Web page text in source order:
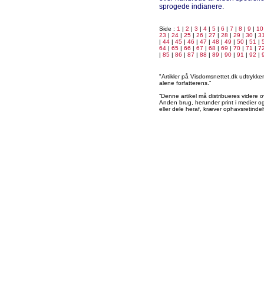
sprogede indianere.
Side : 1 | 2 | 3 | 4 | 5 | 6 | 7 | 8 | 9 | 10
23 | 24 | 25 | 26 | 27 | 28 | 29 | 30 |
| 44 | 45 | 46 | 47 | 48 | 49 | 50 | 51 |
64 | 65 | 66 | 67 | 68 | 69 | 70 | 71 |
| 85 | 86 | 87 | 88 | 89 | 90 | 91 | 92 |
"Artikler på Visdomsnettet.dk
alene forfatterens.”
”Denne artikel må distribueres videre
Anden brug, herunder print i medier
eller dele heraf, kræver